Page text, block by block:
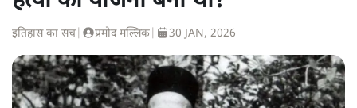
इतिहास का सच प्रमोद मल्लिक 30 JAN, 2026